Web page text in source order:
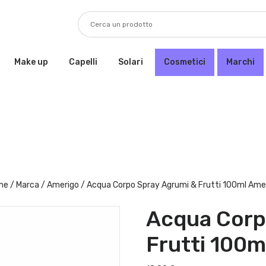
Make up Capelli Solari Cosmetici Marchi
/ Marca / Amerigo / Acqua Corpo Spray Agrumi & Frutti 100ml
Acqua
Frutti